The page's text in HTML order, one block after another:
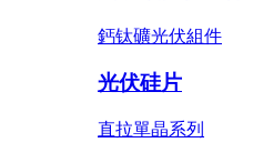
鈣钛礦光伏組件
光伏硅片
直拉單晶系列